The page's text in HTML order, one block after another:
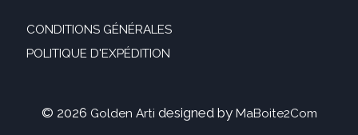
CONDITIONS GÉNÉRALES
POLITIQUE D'EXPÉDITION
© 2026 Golden Arti designed by MaBoite2Com